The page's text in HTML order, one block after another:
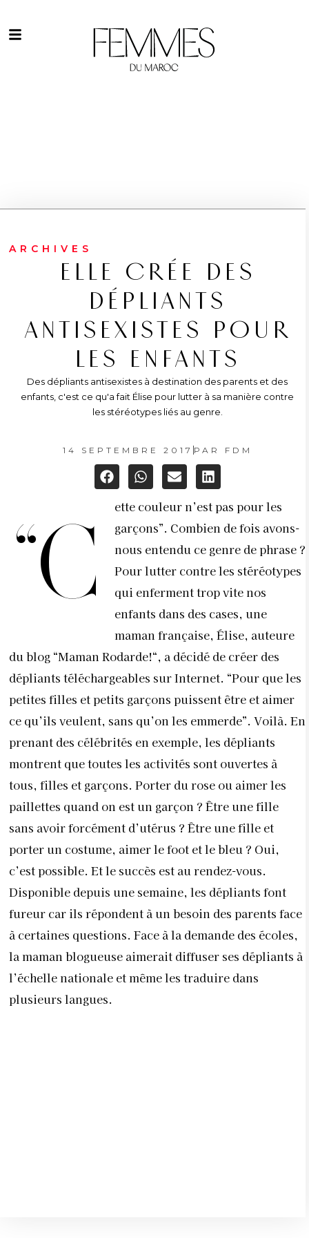
ARCHIVES
ELLE CRÉE DES
DÉPLIANTS
ANTISEXISTES POUR
LES ENFANTS
Des dépliants antisexistes à destination des parents et des
enfants, c'est ce qu'a fait Élise pour lutter à sa manière contre
les stéréotypes liés au genre.
14 SEPTEMBRE 2017 PAR FDM
“C
ette couleur n’est pas pour les
garçons”. Combien de fois avons-
nous entendu ce genre de phrase ?
Pour lutter contre les stéréotypes
qui enferment trop vite nos
enfants dans des cases, une
maman française, Élise, auteure
du blog “Maman Rodarde!“, a décidé de créer des
dépliants téléchargeables sur Internet. “Pour que les
petites filles et petits garçons puissent être et aimer
ce qu’ils veulent, sans qu’on les emmerde”. Voilà. En
prenant des célébrités en exemple, les dépliants
montrent que toutes les activités sont ouvertes à
tous, filles et garçons. Porter du rose ou aimer les
paillettes quand on est un garçon ? Être une fille
sans avoir forcément d’utérus ? Être une fille et
porter un costume, aimer le foot et le bleu ? Oui,
c’est possible. Et le succès est au rendez-vous.
Disponible depuis une semaine, les dépliants font
fureur car ils répondent à un besoin des parents face
à certaines questions. Face à la demande des écoles,
la maman blogueuse aimerait diffuser ses dépliants à
l’échelle nationale et même les traduire dans
plusieurs langues.